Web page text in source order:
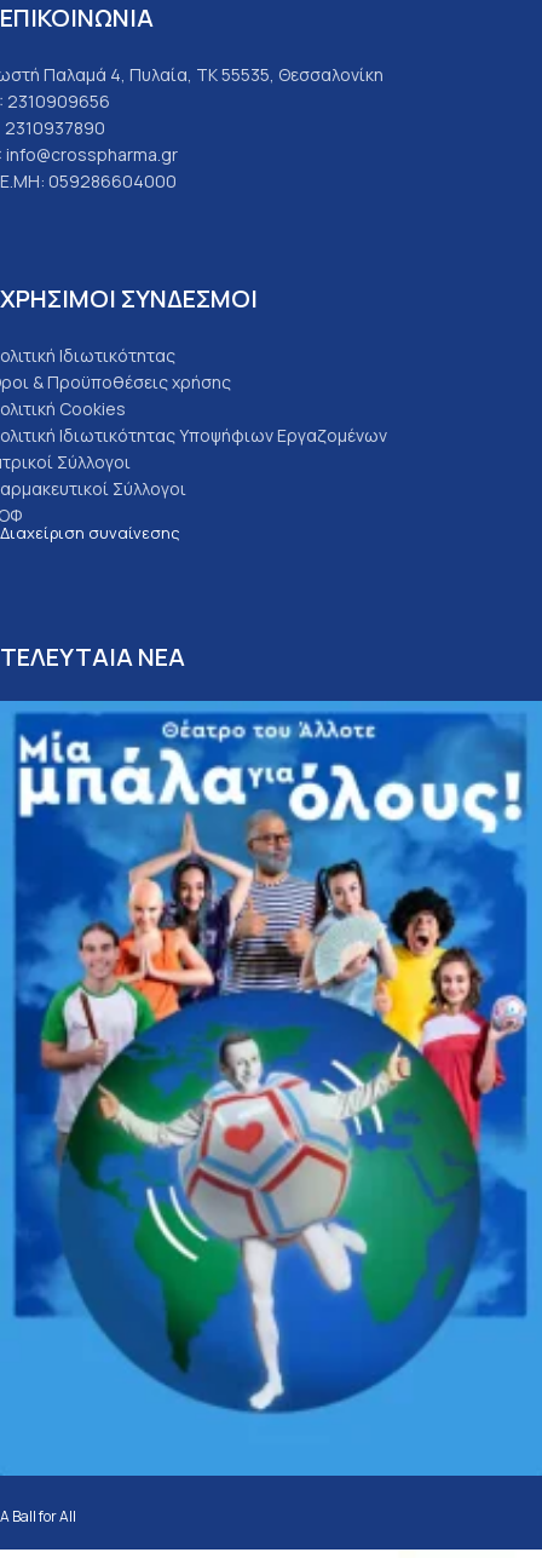
ΕΠΙΚΟΙΝΩΝΙΑ
Παλαμά 4, Πυλαία, ΤΚ 55535, Θεσσαλονίκη
2310909656
2310937890
info@crosspharma.gr
059286604000
ΧΡΗΣΙΜΟΙ ΣΥΝΔΕΣΜΟΙ
Ιδιωτικότητας
& Προϋποθέσεις χρήσης
Cookies
Ιδιωτικότητας Υποψήφιων Εργαζομένων
Σύλλογοι
Σύλλογοι
Διαχείριση συναίνεσης
ΤΕΛΕΥΤΑΙΑ ΝΕΑ
A Ball for All